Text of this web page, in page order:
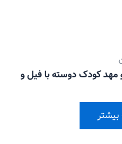
کودک دوسته با فیل و
بیشتر